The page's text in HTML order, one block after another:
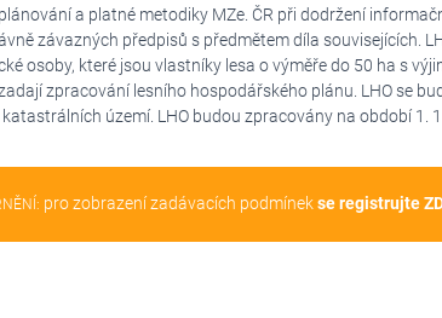
a platné metodiky MZe. ČR při dodržení
závazných předpisů s předmětem díla souvisejících.
osoby, které jsou vlastníky lesa o výměře do 50 ha s
zpracování lesního hospodářského plánu. LHO se
katastrálních území. LHO budou zpracovány na období 1.
pro zobrazení zadávacích podmínekse registrujte